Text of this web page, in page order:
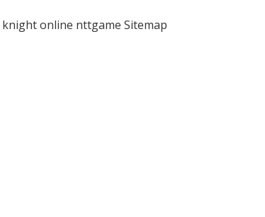
knight online nttgame Sitemap